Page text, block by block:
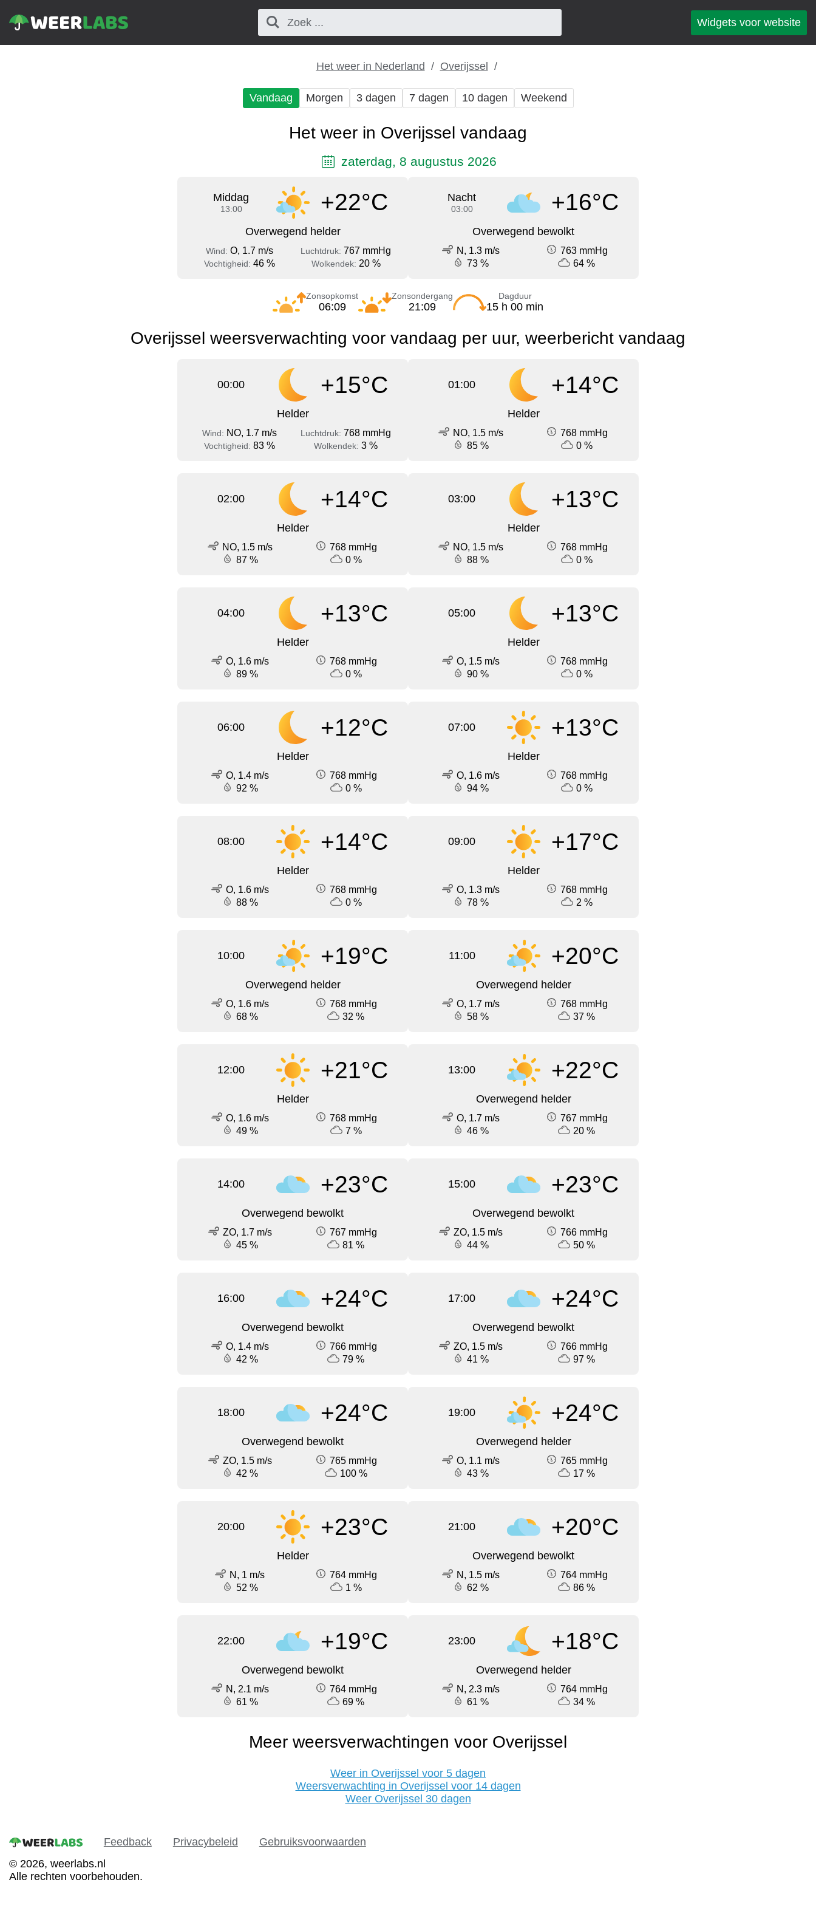
Widgets voor website
Het weer in Nederland Overijssel
Vandaag Morgen 3 dagen 7 dagen 10 dagen Weekend
Het weer in Overijssel vandaag
zaterdag, 8 augustus 2026
Middag
13:00 +22°C
Overwegend helder
Wind: O, 1.7 m/s Luchtdruk: 767 mmHg
Vochtigheid: 46 % Wolkendek: 20 %
Nacht
03:00 +16°C
Overwegend bewolkt
N, 1.3 m/s
763 mmHg
73 %
64 %
Zonsopkomst
06:09
Zonsondergang
21:09
Dagduur
15 h 00 min
Overijssel weersverwachting voor vandaag per uur, weerbericht vandaag
00:00 +15°C
Helder
Wind: NO, 1.7 m/s Luchtdruk: 768 mmHg
Vochtigheid: 83 % Wolkendek: 3 %
01:00 +14°C
Helder
NO, 1.5 m/s
768 mmHg
85 %
0 %
02:00 +14°C
Helder
NO, 1.5 m/s
768 mmHg
87 %
0 %
03:00 +13°C
Helder
NO, 1.5 m/s
768 mmHg
88 %
0 %
04:00 +13°C
Helder
O, 1.6 m/s
768 mmHg
89 %
0 %
05:00 +13°C
Helder
O, 1.5 m/s
768 mmHg
90 %
0 %
06:00 +12°C
Helder
O, 1.4 m/s
768 mmHg
92 %
0 %
07:00 +13°C
Helder
O, 1.6 m/s
768 mmHg
94 %
0 %
08:00 +14°C
Helder
O, 1.6 m/s
768 mmHg
88 %
0 %
09:00 +17°C
Helder
O, 1.3 m/s
768 mmHg
78 %
2 %
10:00 +19°C
Overwegend helder
O, 1.6 m/s
768 mmHg
68 %
32 %
11:00 +20°C
Overwegend helder
O, 1.7 m/s
768 mmHg
58 %
37 %
12:00 +21°C
Helder
O, 1.6 m/s
768 mmHg
49 %
7 %
13:00 +22°C
Overwegend helder
O, 1.7 m/s
767 mmHg
46 %
20 %
14:00 +23°C
Overwegend bewolkt
ZO, 1.7 m/s
767 mmHg
45 %
81 %
15:00 +23°C
Overwegend bewolkt
ZO, 1.5 m/s
766 mmHg
44 %
50 %
16:00 +24°C
Overwegend bewolkt
O, 1.4 m/s
766 mmHg
42 %
79 %
17:00 +24°C
Overwegend bewolkt
ZO, 1.5 m/s
766 mmHg
41 %
97 %
18:00 +24°C
Overwegend bewolkt
ZO, 1.5 m/s
765 mmHg
42 %
100 %
19:00 +24°C
Overwegend helder
O, 1.1 m/s
765 mmHg
43 %
17 %
20:00 +23°C
Helder
N, 1 m/s
764 mmHg
52 %
1 %
21:00 +20°C
Overwegend bewolkt
N, 1.5 m/s
764 mmHg
62 %
86 %
22:00 +19°C
Overwegend bewolkt
N, 2.1 m/s
764 mmHg
61 %
69 %
23:00 +18°C
Overwegend helder
N, 2.3 m/s
764 mmHg
61 %
34 %
Meer weersverwachtingen voor Overijssel
Weer in Overijssel voor 5 dagen
Weersverwachting in Overijssel voor 14 dagen
Weer Overijssel 30 dagen
Feedback Privacybeleid
Gebruiksvoorwaarden
© 2026, weerlabs.nl
Alle rechten voorbehouden.